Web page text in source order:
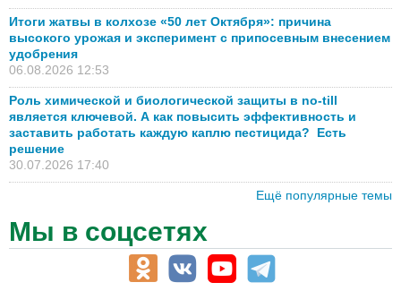
Итоги жатвы в колхозе «50 лет Октября»: причина
высокого урожая и эксперимент с припосевным внесением
удобрения
06.08.2026 12:53
Роль химической и биологической защиты в no-till
является ключевой. А как повысить эффективность и
заставить работать каждую каплю пестицида? Есть
решение
30.07.2026 17:40
Ещё популярные темы
Мы в соцсетях